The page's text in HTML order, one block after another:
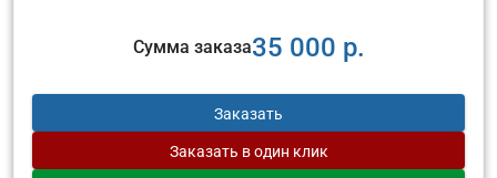
Сумма заказа35 000 р.
Заказать
Заказать в один клик